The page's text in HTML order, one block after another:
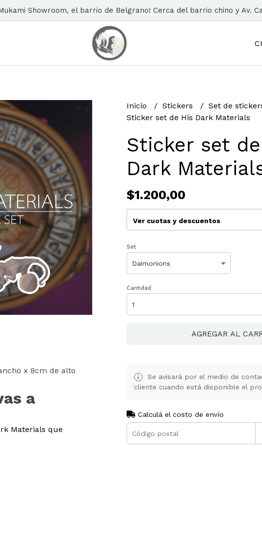
Showroom, el barrio de Belgrano! Cerca del barrio chino y Av.
x 8cm de alto
a
Materials que
Inicio Stickers
Set de
Sticker set de His Dark Materials
Sticker set
Dark
$1.200,00
Ver cuotas y descuentos
Set
Cantidad
AGREGAR AL
Se avisará por el medio de
cliente cuando está disponible el
Calculá el costo de envío